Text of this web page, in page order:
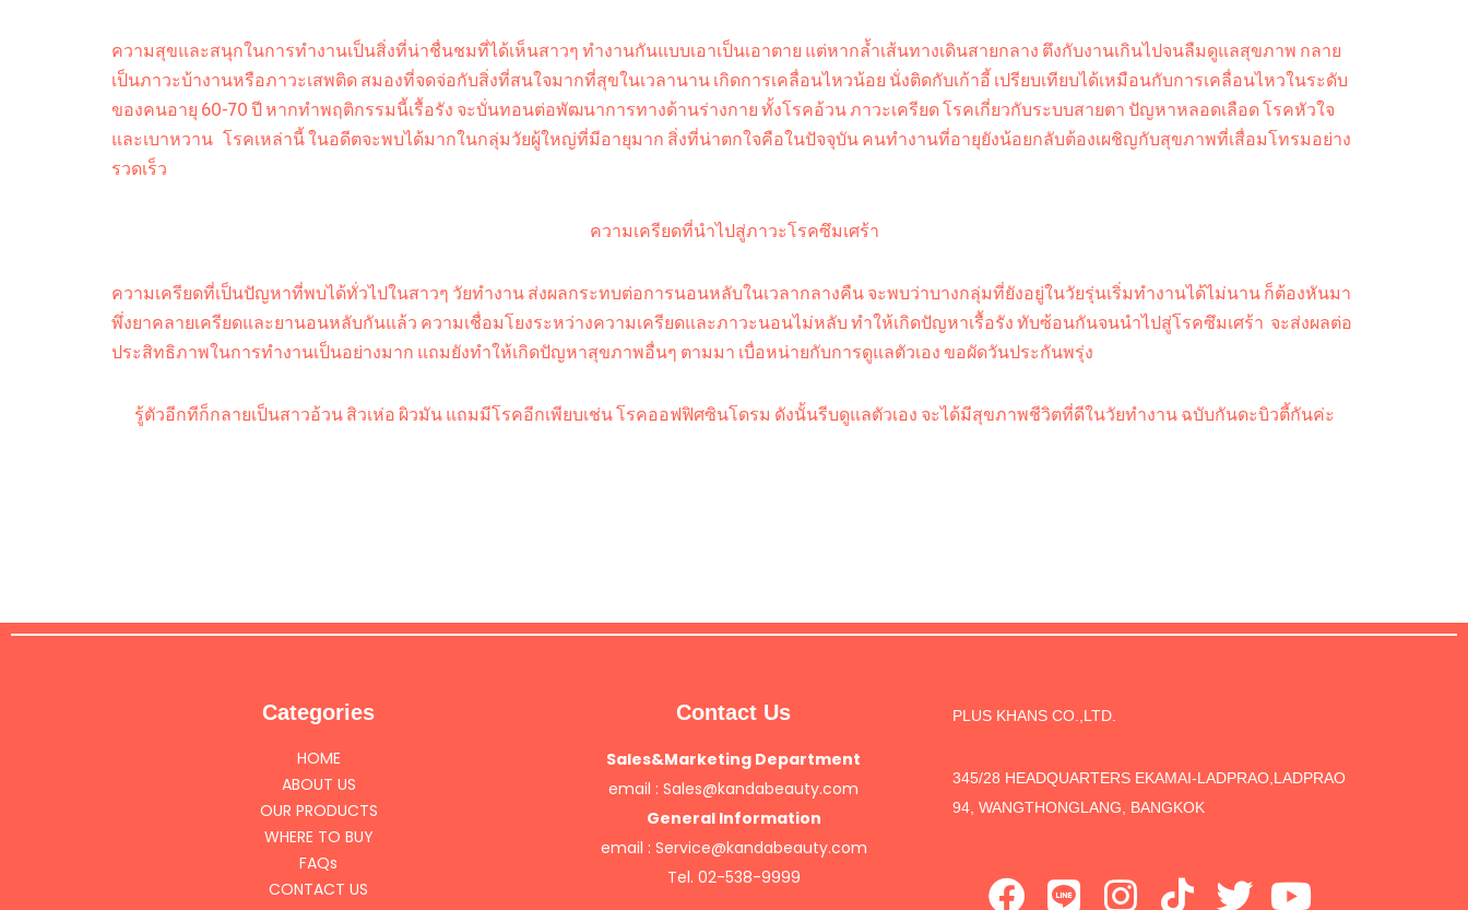
ความสุขและสนุกในการทำงานเป็นสิ่งที่น่าชื่นชมที่ได้เห็นสาวๆ ทำงานกันแบบเอาเป็นเอาตาย แต่หากล้ำเส้นทางเดินสายกลาง ตึงกับงานเกินไปจนลืมดูแลสุขภาพ กลาย
เป็นภาวะบ้างานหรือภาวะเสพติด สมองที่จดจ่อกับสิ่งที่สนใจมากที่สุขในเวลานาน เกิดการเคลื่อนไหวน้อย นั่งติดกับเก้าอี้ เปรียบเทียบได้เหมือนกับการเคลื่อนไหวในระดับ
ของคนอายุ 60-70 ปี หากทำพฤติกรรมนี้เรื้อรัง จะบั่นทอนต่อพัฒนาการทางด้านร่างกาย ทั้งโรคอ้วน ภาวะเครียด โรคเกี่ยวกับระบบสายตา ปัญหาหลอดเลือด โรคหัวใจ
และเบาหวาน โรคเหล่านี้ ในอดีตจะพบได้มากในกลุ่มวัยผู้ใหญ่ที่มีอายุมาก สิ่งที่น่าตกใจคือในปัจจุบัน คนทำงานที่อายุยังน้อยกลับต้องเผชิญกับสุขภาพที่เสื่อมโทรมอย่าง
รวดเร็ว
ความเครียดที่นำไปสู่ภาวะโรคซึมเศร้า
ความเครียดที่เป็นปัญหาที่พบได้ทั่วไปในสาวๆ วัยทำงาน ส่งผลกระทบต่อการนอนหลับในเวลากลางคืน จะพบว่าบางกลุ่มที่ยังอยู่ในวัยรุ่นเริ่มทำงานได้ไม่นาน ก็ต้องหันมา
พึ่งยาคลายเครียดและยานอนหลับกันแล้ว ความเชื่อมโยงระหว่างความเครียดและภาวะนอนไม่หลับ ทำให้เกิดปัญหาเรื้อรัง ทับซ้อนกันจนนำไปสู่โรคซึมเศร้า จะส่งผลต่อ
ประสิทธิภาพในการทำงานเป็นอย่างมาก แถมยังทำให้เกิดปัญหาสุขภาพอื่นๆ ตามมา เบื่อหน่ายกับการดูแลตัวเอง ขอผัดวันประกันพรุ่ง
รู้ตัวอีกทีก็กลายเป็นสาวอ้วน สิวเห่อ ผิวมัน แถมมีโรคอีกเพียบเช่น โรคออฟฟิศซินโดรม ดังนั้นรีบดูแลตัวเอง จะได้มีสุขภาพชีวิตที่ดีในวัยทำงาน ฉบับกันดะบิวตี้กันค่ะ
Categories
HOME
ABOUT US
OUR PRODUCTS
WHERE TO BUY
FAQs
CONTACT US
Contact Us
Sales&Marketing Department
email :Sales@kandabeauty.com
General Information
email : Service@kandabeauty.com
Tel. 02-538-9999
PLUS KHANS CO.,LTD.
345/28 HEADQUARTERS EKAMAI-LADPRAO,LADPRAO
94, WANGTHONGLANG, BANGKOK